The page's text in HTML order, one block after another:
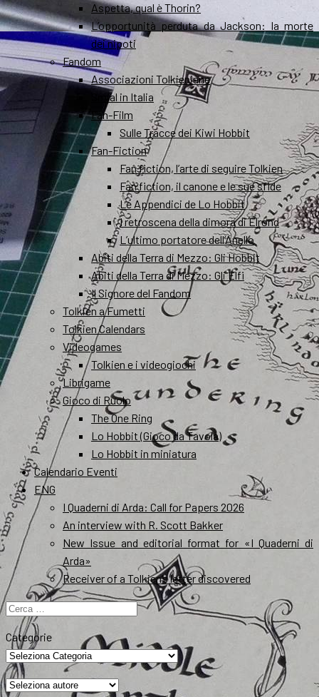
Aspetta, qual è Thorin?
L’opportunità perduta da Jackson: la morte
dei nipoti
Fandom
Associazioni Tolkieniane
Smial in Italia
Fan-Film
Sulle Tracce dei Kiwi Hobbit
Fan-Fiction
Fan fiction, l’arte di seguire Tolkien
Fan fiction, il canone e le sue sfide
Le Appendici de Lo Hobbit
I retroscena della dimora di Elrond
L’ultimo portatore dell’Anello
Abiti della Terra di Mezzo: Gli Hobbit
Abiti della Terra di Mezzo: Gli Elfi
Il Signore del Fandom
Tolkien a Fumetti
Tolkien Calendars
Videogames
Tolkien e i videogiochi
Librigame
Gioco di Ruolo
The One Ring
Lo Hobbit (Gioco da Tavola)
Lo Hobbit in miniatura
Calendario Eventi
ENG
I Quaderni di Arda: Call for Papers 2026
An interview with R. Scott Bakker
New Issue and editorial format for «I Quaderni di
Arda»
Receiver of a Tolkien’s letter discovered
Ricerca
per:
Categorie